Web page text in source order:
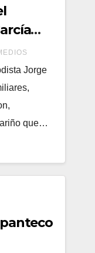
Jorge
que…